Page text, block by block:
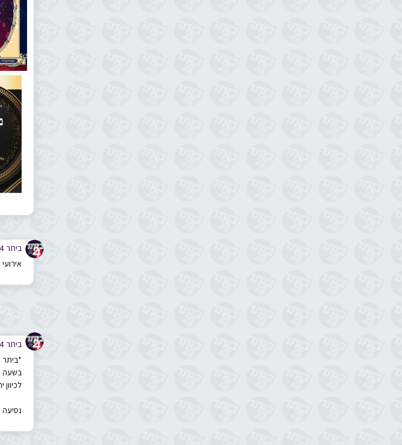
ביתר 24 Beitar
ביתר 24 Beitar
*ביתר 24
בשעה
נסיעה